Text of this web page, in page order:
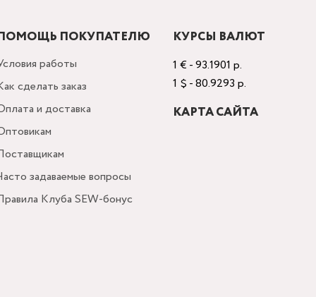
ПОКУПАТЕЛЮ
работы
сделать заказ
и доставка
задаваемые вопросы
Клуба SEW-бонус
КУРСЫ ВАЛЮТ
1 € - 93.1901 р.
1 $ - 80.9293 р.
КАРТА САЙТА